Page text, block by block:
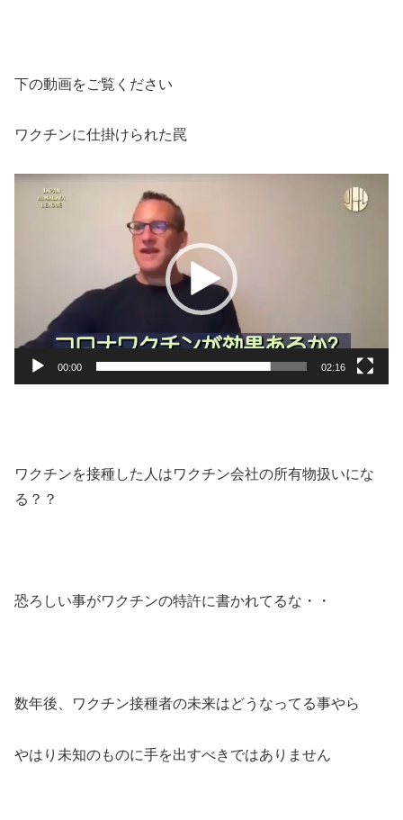
下の動画をご覧ください
ワクチンに仕掛けられた罠
00:00 02:16
ワクチンを接種した人はワクチン会社の所有物扱いにな
る？？
恐ろしい事がワクチンの特許に書かれてるな・・
数年後、ワクチン接種者の未来はどうなってる事やら
やはり未知のものに手を出すべきではありません